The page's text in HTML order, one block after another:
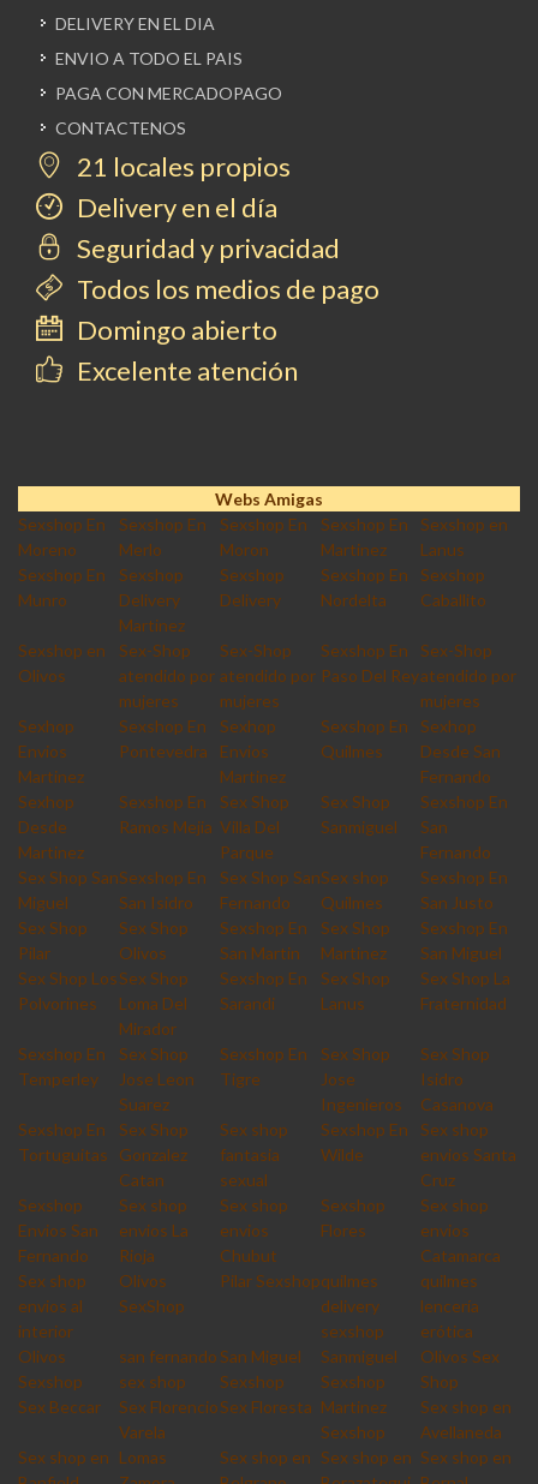
DELIVERY EN EL DIA
ENVIO A TODO EL PAIS
PAGA CON MERCADOPAGO
CONTACTENOS
21 locales propios
Delivery en el día
Seguridad y privacidad
Todos los medios de pago
Domingo abierto
Excelente atención
Webs Amigas
Sexshop En
Moreno
Sexshop En
Merlo
Sexshop En
Moron
Sexshop En
Martinez
Sexshop en
Lanus
Sexshop En
Munro
Sexshop
Delivery
Martinez
Sexshop
Delivery
Sexshop En
Nordelta
Sexshop
Caballito
Sexshop en
Olivos
Sex-Shop
atendido por
mujeres
Sex-Shop
atendido por
mujeres
Sexshop En
Paso Del Rey
Sex-Shop
atendido por
mujeres
Sexhop
Envios
Martinez
Sexshop En
Pontevedra
Sexhop
Envios
Martinez
Sexshop En
Quilmes
Sexhop
Desde San
Fernando
Sexhop
Desde
Martinez
Sexshop En
Ramos Mejia
Sex Shop
Villa Del
Parque
Sex Shop
Sanmiguel
Sexshop En
San
Fernando
Sex Shop San
Miguel
Sexshop En
San Isidro
Sex Shop San
Fernando
Sex shop
Quilmes
Sexshop En
San Justo
Sex Shop
Pilar
Sex Shop
Olivos
Sexshop En
San Martin
Sex Shop
Martinez
Sexshop En
San Miguel
Sex Shop Los
Polvorines
Sex Shop
Loma Del
Mirador
Sexshop En
Sarandi
Sex Shop
Lanus
Sex Shop La
Fraternidad
Sexshop En
Temperley
Sex Shop
Jose Leon
Suarez
Sexshop En
Tigre
Sex Shop
Jose
Ingenieros
Sex Shop
Isidro
Casanova
Sexshop En
Tortuguitas
Sex Shop
Gonzalez
Catan
Sex shop
fantasia
sexual
Sexshop En
Wilde
Sex shop
envios Santa
Cruz
Sexshop
Envios San
Fernando
Sex shop
envios La
Rioja
Sex shop
envios
Chubut
Sexshop
Flores
Sex shop
envios
Catamarca
Sex shop
envios al
interior
Olivos
SexShop
Pilar Sexshopquilmes
delivery
sexshop
quilmes
lencería
erótica
Olivos
Sexshop
san fernando
sex shop
San Miguel
Sexshop
Sanmiguel
Sexshop
Olivos Sex
Shop
Sex Beccar
Sex Florencio
Varela
Sex Floresta Martinez
Sexshop
Sex shop en
Avellaneda
Sex shop en Lomas
Sex shop en Sex shop en Sex shop en